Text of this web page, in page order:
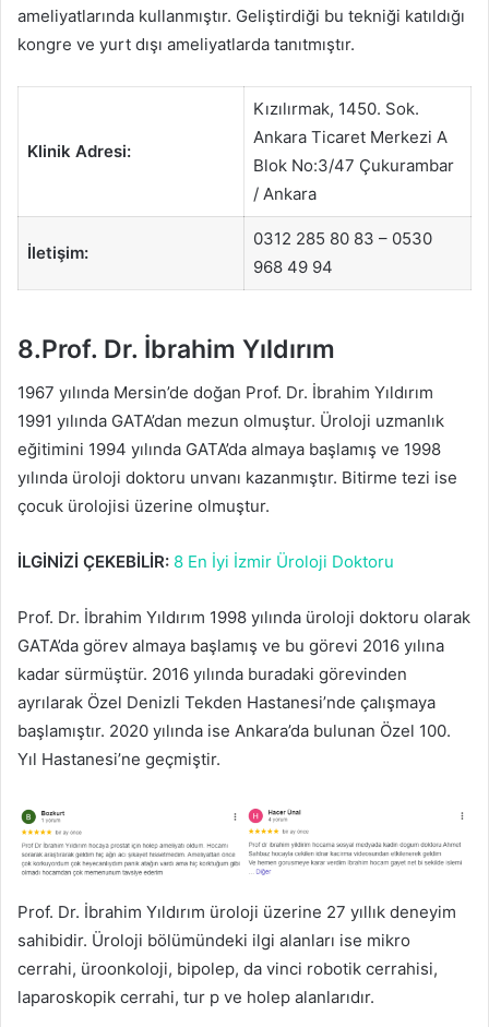
ameliyatlarında kullanmıştır. Geliştirdiği bu tekniği katıldığı
kongre ve yurt dışı ameliyatlarda tanıtmıştır.
Klinik Adresi:
Kızılırmak, 1450. Sok.
Ankara Ticaret Merkezi A
Blok No:3/47 Çukurambar
/ Ankara
İletişim:
0312 285 80 83 – 0530
968 49 94
8.Prof. Dr. İbrahim Yıldırım
1967 yılında Mersin’de doğan Prof. Dr. İbrahim Yıldırım
1991 yılında GATA’dan mezun olmuştur. Üroloji uzmanlık
eğitimini 1994 yılında GATA’da almaya başlamış ve 1998
yılında üroloji doktoru unvanı kazanmıştır. Bitirme tezi ise
çocuk ürolojisi üzerine olmuştur.
İLGİNİZİ ÇEKEBİLİR: 8 En İyi İzmir Üroloji Doktoru
Prof. Dr. İbrahim Yıldırım 1998 yılında üroloji doktoru olarak
GATA’da görev almaya başlamış ve bu görevi 2016 yılına
kadar sürmüştür. 2016 yılında buradaki görevinden
ayrılarak Özel Denizli Tekden Hastanesi’nde çalışmaya
başlamıştır. 2020 yılında ise Ankara’da bulunan Özel 100.
Yıl Hastanesi’ne geçmiştir.
Prof. Dr. İbrahim Yıldırım üroloji üzerine 27 yıllık deneyim
sahibidir. Üroloji bölümündeki ilgi alanları ise mikro
cerrahi, üroonkoloji, bipolep, da vinci robotik cerrahisi,
laparoskopik cerrahi, tur p ve holep alanlarıdır.